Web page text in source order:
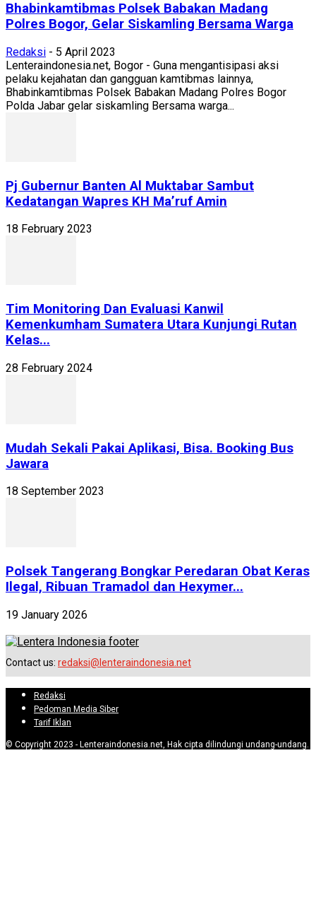
Bhabinkamtibmas Polsek Babakan Madang
Polres Bogor, Gelar Siskamling Bersama Warga
Redaksi - 5 April 2023
Lenteraindonesia.net, Bogor - Guna mengantisipasi aksi
pelaku kejahatan dan gangguan kamtibmas lainnya,
Bhabinkamtibmas Polsek Babakan Madang Polres Bogor
Polda Jabar gelar siskamling Bersama warga...
Pj Gubernur Banten Al Muktabar Sambut
Kedatangan Wapres KH Ma’ruf Amin
18 February 2023
Tim Monitoring Dan Evaluasi Kanwil
Kemenkumham Sumatera Utara Kunjungi Rutan
Kelas...
28 February 2024
Mudah Sekali Pakai Aplikasi, Bisa. Booking Bus
Jawara
18 September 2023
Polsek Tangerang Bongkar Peredaran Obat Keras
Ilegal, Ribuan Tramadol dan Hexymer...
19 January 2026
Contact us: redaksi@lenteraindonesia.net
Redaksi
Pedoman Media Siber
Tarif Iklan
© Copyright 2023 - Lenteraindonesia.net, Hak cipta dilindungi undang-undang.